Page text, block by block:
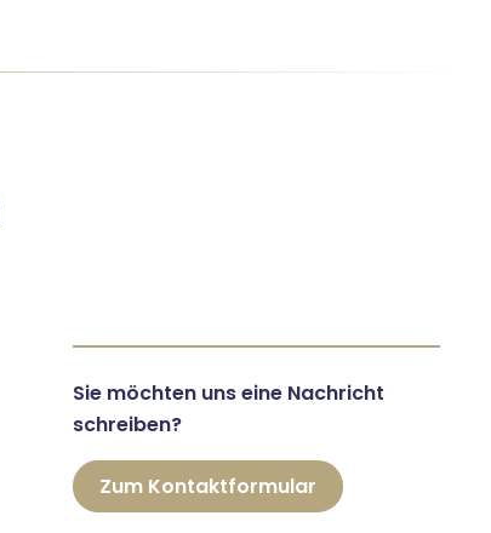
Sie möchten uns eine Nachricht
schreiben?
Zum Kontaktformular